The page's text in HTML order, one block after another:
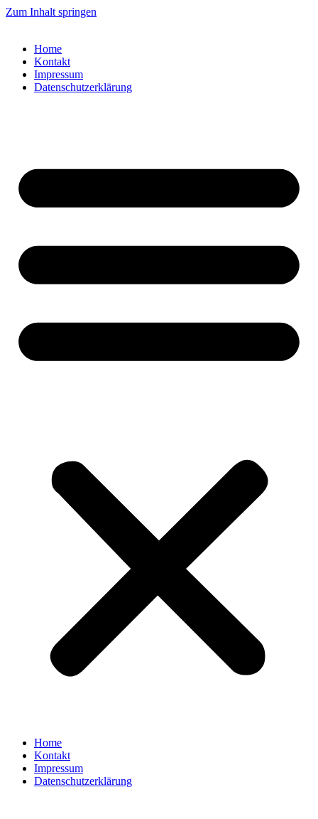
Zum Inhalt springen
Home
Kontakt
Impressum
Datenschutzerklärung
Home
Kontakt
Impressum
Datenschutzerklärung